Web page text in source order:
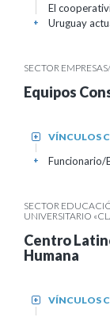
El
Uruguay
+
SECTOR
Equipos
VÍNCULOS
+
+
SECTOR
UNIVERSITARIO
Centro
Humana
VÍNCULOS
+